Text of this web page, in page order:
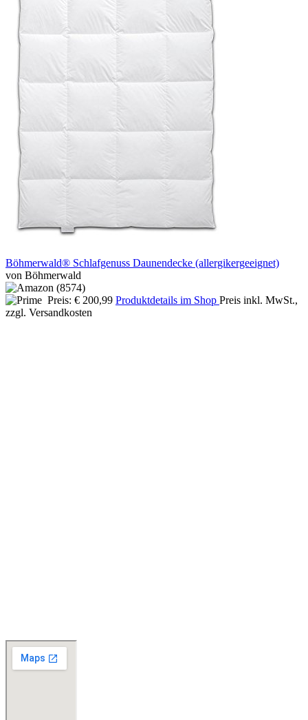
Böhmerwald® Schlafgenuss Daunendecke (allergikergeeignet)
von Böhmerwald
Preis: € 200,99 Produktdetails im Shop Preis inkl. MwSt.,
zzgl. Versandkosten